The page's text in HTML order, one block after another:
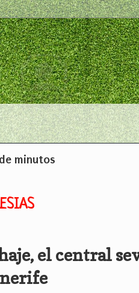
minutos
el central